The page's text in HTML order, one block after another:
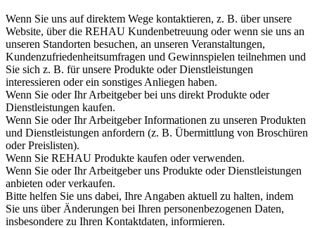
Wenn Sie uns auf direktem Wege kontaktieren, z. B. über unsere
Website, über die REHAU Kundenbetreuung oder wenn sie uns an
unseren Standorten besuchen, an unseren Veranstaltungen,
Kundenzufriedenheits­umfragen und Gewinnspielen teilnehmen und
Sie sich z. B. für unsere Produkte oder Dienstleistungen
interessieren oder ein sonstiges Anliegen haben.
Wenn Sie oder Ihr Arbeitgeber bei uns direkt Produkte oder
Dienstleistungen kaufen.
Wenn Sie oder Ihr Arbeitgeber Informationen zu unseren Produkten
und Dienstleistungen anfordern (z. B. Übermittlung von Broschüren
oder Preislisten).
Wenn Sie REHAU Produkte kaufen oder verwenden.
Wenn Sie oder Ihr Arbeitgeber uns Produkte oder Dienstleistungen
anbieten oder verkaufen.
Bitte helfen Sie uns dabei, Ihre Angaben aktuell zu halten, indem
Sie uns über Änderungen bei Ihren personenbezogenen Daten,
insbesondere zu Ihren Kontaktdaten, informieren.